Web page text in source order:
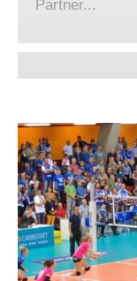
Partner...